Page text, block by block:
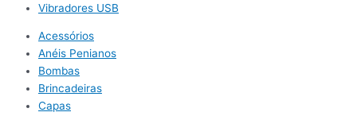
Vibradores USB
Acessórios
Anéis Penianos
Bombas
Brincadeiras
Capas